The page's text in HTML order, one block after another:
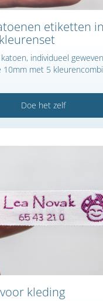
etiketten
individueel
10mm met 5
Doe het zelf
kleding